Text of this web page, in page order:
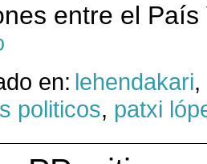
entre el
en: lehendakari,
politicos, patxi